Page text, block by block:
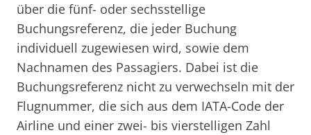
über die fünf- oder sechsstellige
Buchungsreferenz, die jeder Buchung
individuell zugewiesen wird, sowie dem
Nachnamen des Passagiers. Dabei ist die
Buchungsreferenz nicht zu verwechseln mit der
Flugnummer, die sich aus dem IATA-Code der
Airline und einer zwei- bis vierstelligen Zahl